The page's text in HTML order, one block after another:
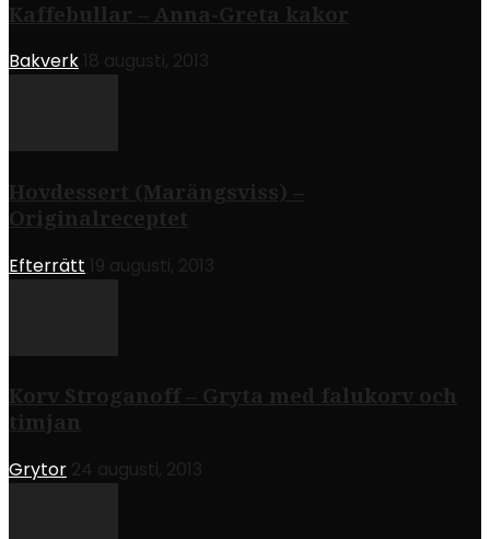
Kaffebullar – Anna-Greta kakor
Bakverk 18 augusti, 2013
Hovdessert (Marängsviss) –
Originalreceptet
Efterrätt 19 augusti, 2013
Korv Stroganoff – Gryta med falukorv och
timjan
Grytor 24 augusti, 2013